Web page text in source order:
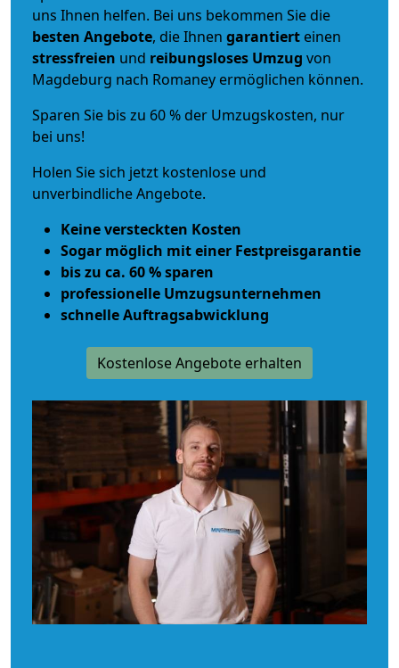
uns Ihnen helfen. Bei uns bekommen Sie die
besten Angebote, die Ihnen garantiert einen
stressfreien und reibungsloses Umzug von
Magdeburg nach Romaney ermöglichen können.
Sparen Sie bis zu 60 % der Umzugskosten, nur
bei uns!
Holen Sie sich jetzt kostenlose und
unverbindliche Angebote.
Keine versteckten Kosten
Sogar möglich mit einer Festpreisgarantie
bis zu ca. 60 % sparen
professionelle Umzugsunternehmen
schnelle Auftragsabwicklung
Kostenlose Angebote erhalten